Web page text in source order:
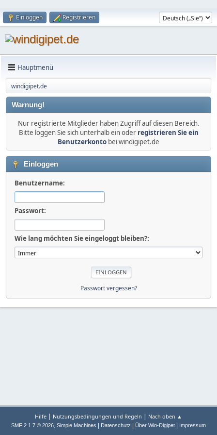
Einloggen Registrieren
Hauptmenü
windigipet.de
Warnung!
Nur registrierte Mitglieder haben Zugriff auf diesen Bereich.
Bitte loggen Sie sich unterhalb ein oder registrieren Sie ein
Benutzerkonto bei windigipet.de
Einloggen
Benutzername:
Passwort:
Wie lang möchten Sie eingeloggt bleiben?:
Passwort vergessen?
Hilfe | Nutzungsbedingungen und Regeln | Nach oben ▲
SMF 2.1.7 © 2026, Simple Machines Datenschutz Über Win-Digipet Impressum